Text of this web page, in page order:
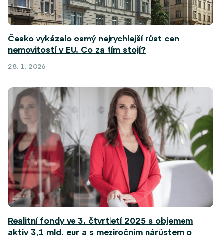
Česko vykázalo osmý nejrychlejší růst cen
nemovitostí v EU. Co za tím stojí?
28. 1. 2026
Realitní fondy ve 3. čtvrtletí 2025 s objemem
aktiv 3,1 mld. eur a s meziročním nárůstem o